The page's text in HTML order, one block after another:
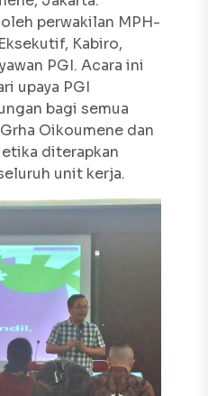
perwakilan MPH-
Kabiro,
PGI. Acara ini
upaya PGI
bagi semua
Oikoumene dan
diterapkan
unit kerja.